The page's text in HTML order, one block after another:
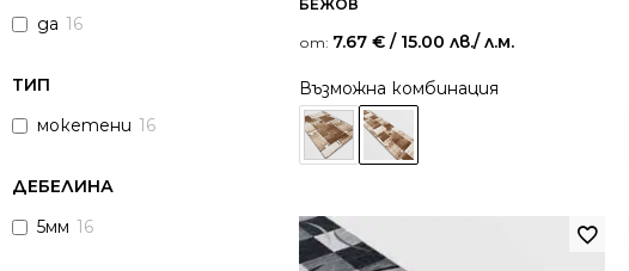
да 16
ТИП
мокетени 16
ДЕБЕЛИНА
5мм 16
БЕЖОВ
от: 7.67 € / 15.00 лв./ л.м.
Възможна комбинация